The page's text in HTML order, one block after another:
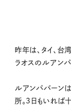
昨年は、タイ、台
ラオスのルアンパ
ルアンパバーン
所。３日もいれば